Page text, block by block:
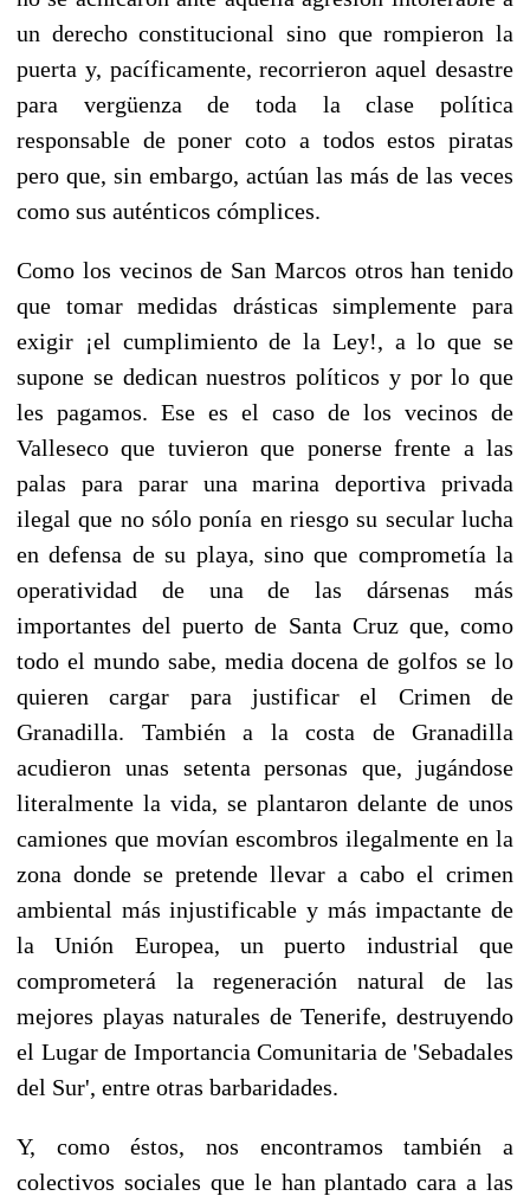
un derecho constitucional sino que rompieron la
puerta y, pacíficamente, recorrieron aquel desastre
para vergüenza de toda la clase política
responsable de poner coto a todos estos piratas
pero que, sin embargo, actúan las más de las veces
como sus auténticos cómplices.
Como los vecinos de San Marcos otros han tenido
que tomar medidas drásticas simplemente para
exigir ¡el cumplimiento de la Ley!, a lo que se
supone se dedican nuestros políticos y por lo que
les pagamos. Ese es el caso de los vecinos de
Valleseco que tuvieron que ponerse frente a las
palas para parar una marina deportiva privada
ilegal que no sólo ponía en riesgo su secular lucha
en defensa de su playa, sino que comprometía la
operatividad de una de las dársenas más
importantes del puerto de Santa Cruz que, como
todo el mundo sabe, media docena de golfos se lo
quieren cargar para justificar el Crimen de
Granadilla. También a la costa de Granadilla
acudieron unas setenta personas que, jugándose
literalmente la vida, se plantaron delante de unos
camiones que movían escombros ilegalmente en la
zona donde se pretende llevar a cabo el crimen
ambiental más injustificable y más impactante de
la Unión Europea, un puerto industrial que
comprometerá la regeneración natural de las
mejores playas naturales de Tenerife, destruyendo
el Lugar de Importancia Comunitaria de 'Sebadales
del Sur', entre otras barbaridades.
Y, como éstos, nos encontramos también a
colectivos sociales que le han plantado cara a las